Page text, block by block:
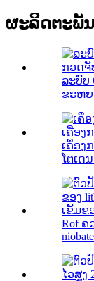
ຜະລິດຕະພັ
ລະບົບ
ຂະຫຍ
ເຄື່ອງ
ໂຕເດ
Rof ຄ